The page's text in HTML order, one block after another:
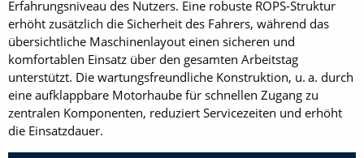
Erfahrungsniveau des Nutzers. Eine robuste ROPS-Struktur
erhöht zusätzlich die Sicherheit des Fahrers, während das
übersichtliche Maschinenlayout einen sicheren und
komfortablen Einsatz über den gesamten Arbeitstag
unterstützt. Die wartungsfreundliche Konstruktion, u. a. durch
eine aufklappbare Motorhaube für schnellen Zugang zu
zentralen Komponenten, reduziert Servicezeiten und erhöht
die Einsatzdauer.